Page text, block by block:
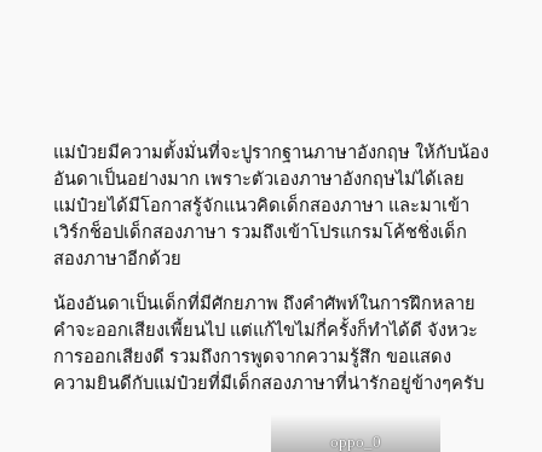
แม่ป๋วยมีความตั้งมั่นที่จะปูรากฐานภาษาอังกฤษ ให้กับน้อง
อันดาเป็นอย่างมาก เพราะตัวเองภาษาอังกฤษไม่ได้เลย
แม่ป๋วยได้มีโอกาสรู้จักแนวคิดเด็กสองภาษา และมาเข้า
เวิร์กช็อปเด็กสองภาษา รวมถึงเข้าโปรแกรมโค้ชชิ่งเด็ก
สองภาษาอีกด้วย
น้องอันดาเป็นเด็กที่มีศักยภาพ ถึงคำศัพท์ในการฝึกหลาย
คำจะออกเสียงเพี้ยนไป แต่แก้ไขไม่กี่ครั้งก็ทำได้ดี จังหวะ
การออกเสียงดี รวมถึงการพูดจากความรู้สึก ขอแสดง
ความยินดีกับแม่ป๋วยที่มีเด็กสองภาษาที่น่ารักอยู่ข้างๆครับ
oppo_0